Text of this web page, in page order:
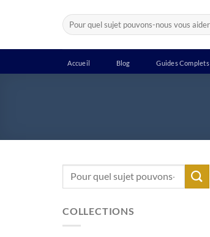
Recherche
pour :
Accueil Blog Guides Complets
Recherche
COLLECTIONS